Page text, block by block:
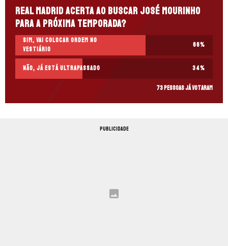
Real Madrid acerta ao buscar José Mourinho
para a próxima temporada?
Sim, vai colocar ordem no
vestiário
66%
Não, já está ultrapassado 34%
73 pessoas já votaram
PUBLICIDADE